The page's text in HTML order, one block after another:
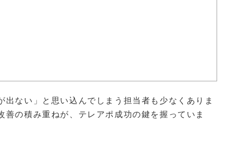
ない」と思い込んでしまう担当者も少なくありま
の積み重ねが、テレアポ成功の鍵を握っていま